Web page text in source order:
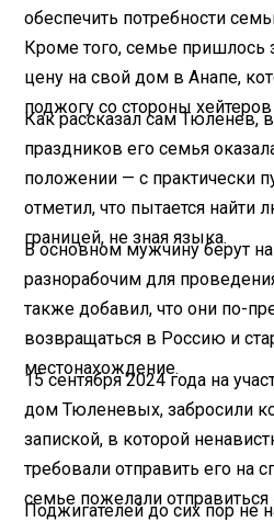
обеспечить потребности
Кроме того, семье пришлось
цену на свой дом в Анапе,
поджогу со стороны
Как рассказал сам Тюленев,
праздников его семья
положении — с практически
отметил, что пытается найти
границей, не зная языка.
В основном мужчину берут
разнорабочим для
также добавил, что они по-
возвращаться в Россию и
местонахождение.
15 сентября 2024 года на
дом Тюленевых, забросили
запиской, в которой
требовали отправить его на
семье пожелали отправиться
Поджигателей до сих пор не